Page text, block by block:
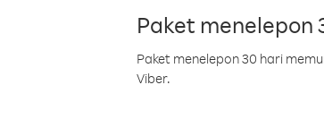
Paket menelepon
Paket menelepon 30 hari
Viber.